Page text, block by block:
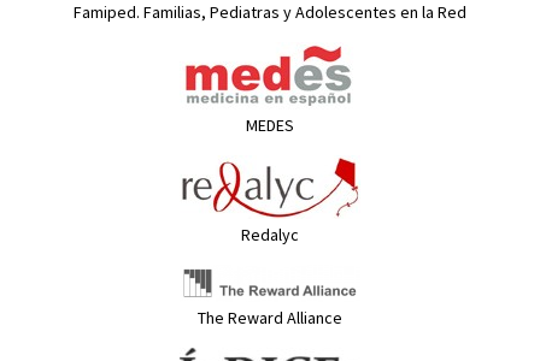
Famiped. Familias, Pediatras y Adolescentes en la Red
MEDES
Redalyc
The Reward Alliance